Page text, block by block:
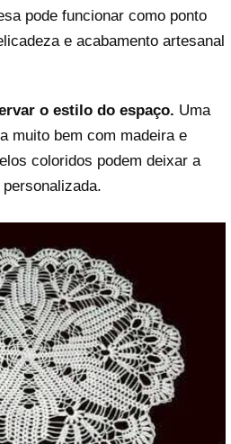
pode funcionar como ponto
e acabamento artesanal
o estilo do espaço. Uma
muito bem com madeira e
coloridos podem deixar a